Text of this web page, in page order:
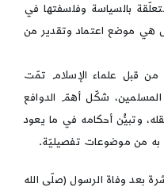
بالسياسة وفلسفتها في
هي موضع اعتماد وتقدير من
من قبل علماء الإسلام تمّت
شكّل أهمّ الدوافع
وتبيُّن أحكامه في ما يعود
به من موضوعات تفصيليّة.
بعد وفاة الرسول (صلّى الله